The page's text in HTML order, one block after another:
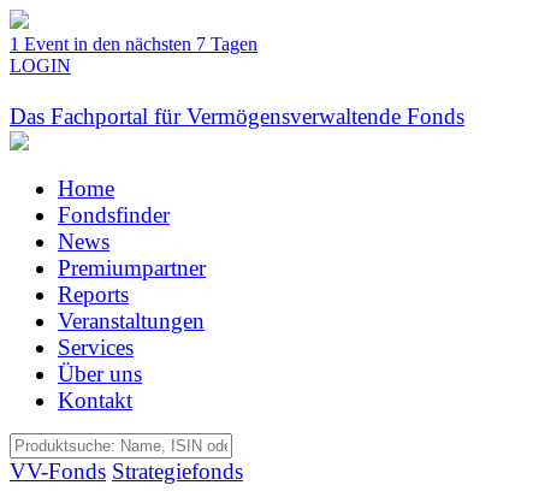
1 Event in den nächsten 7 Tagen
LOGIN
Das Fachportal für Vermögensverwaltende Fonds
Home
Fondsfinder
News
Premiumpartner
Reports
Veranstaltungen
Services
Über uns
Kontakt
VV-Fonds Strategiefonds